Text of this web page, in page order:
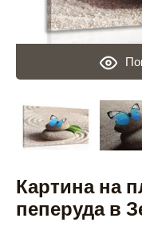
Картина на
пеперуда в